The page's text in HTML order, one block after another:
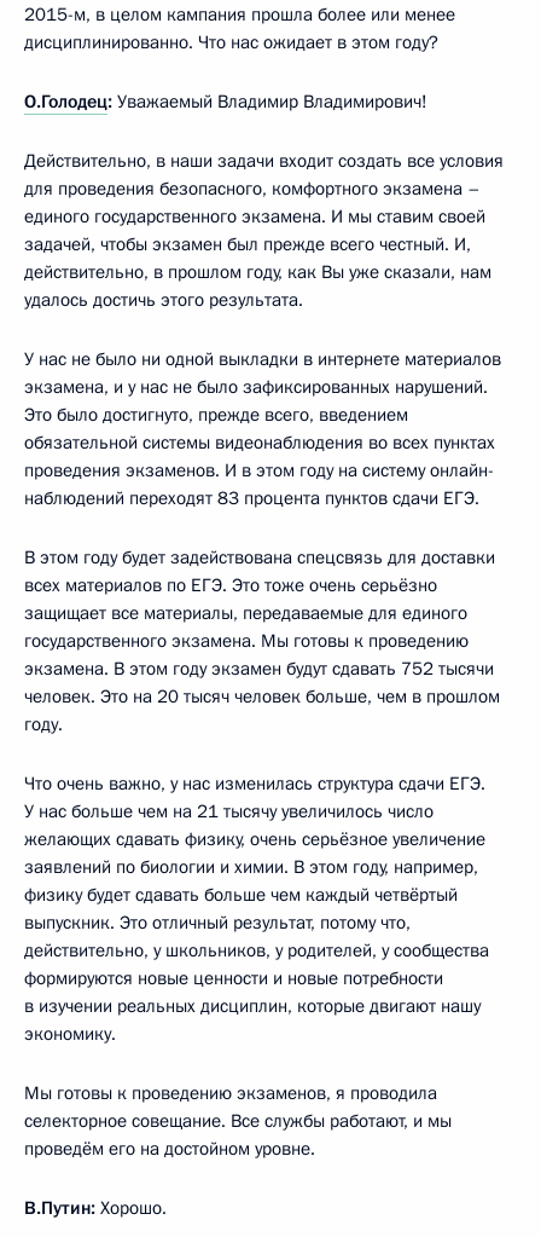
2015-м, в целом кампания прошла более или менее
дисциплинированно. Что нас ожидает в этом году?
О.Голодец: Уважаемый Владимир Владимирович!
Действительно, в наши задачи входит создать все условия
для проведения безопасного, комфортного экзамена –
единого государственного экзамена. И мы ставим своей
задачей, чтобы экзамен был прежде всего честный. И,
действительно, в прошлом году, как Вы уже сказали, нам
удалось достичь этого результата.
У нас не было ни одной выкладки в интернете материалов
экзамена, и у нас не было зафиксированных нарушений.
Это было достигнуто, прежде всего, введением
обязательной системы видеонаблюдения во всех пунктах
проведения экзаменов. И в этом году на систему онлайн-
наблюдений переходят 83 процента пунктов сдачи ЕГЭ.
В этом году будет задействована спецсвязь для доставки
всех материалов по ЕГЭ. Это тоже очень серьёзно
защищает все материалы, передаваемые для единого
государственного экзамена. Мы готовы к проведению
экзамена. В этом году экзамен будут сдавать 752 тысячи
человек. Это на 20 тысяч человек больше, чем в прошлом
году.
Что очень важно, у нас изменилась структура сдачи ЕГЭ.
У нас больше чем на 21 тысячу увеличилось число
желающих сдавать физику, очень серьёзное увеличение
заявлений по биологии и химии. В этом году, например,
физику будет сдавать больше чем каждый четвёртый
выпускник. Это отличный результат, потому что,
действительно, у школьников, у родителей, у сообщества
формируются новые ценности и новые потребности
в изучении реальных дисциплин, которые двигают нашу
экономику.
Мы готовы к проведению экзаменов, я проводила
селекторное совещание. Все службы работают, и мы
проведём его на достойном уровне.
В.Путин: Хорошо.